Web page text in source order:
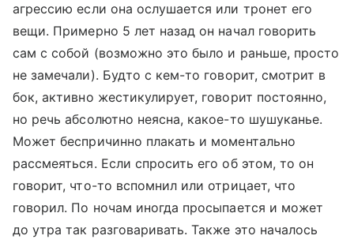
агрессию если она ослушается или тронет его
вещи. Примерно 5 лет назад он начал говорить
сам с собой (возможно это было и раньше, просто
не замечали). Будто с кем-то говорит, смотрит в
бок, активно жестикулирует, говорит постоянно,
но речь абсолютно неясна, какое-то шушуканье.
Может беспричинно плакать и моментально
рассмеяться. Если спросить его об этом, то он
говорит, что-то вспомнил или отрицает, что
говорил. По ночам иногда просыпается и может
до утра так разговаривать. Также это началось